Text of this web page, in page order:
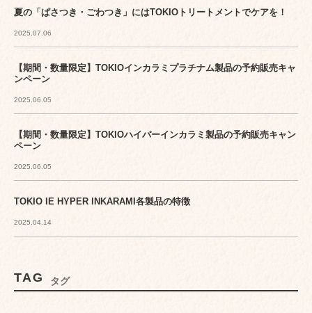
夏の「ぱさつき・ごわつき」にはTOKIOトリートメントでケアを！
2025.07.06
【期間・数量限定】TOKIOインカラミプラチナム製品の予約販売キャ
ンペーン
2025.06.05
【期間・数量限定】TOKIOハイパーインカラミ製品の予約販売キャン
ペーン
2025.06.05
TOKIO IE HYPER INKARAMI各製品の特徴
2025.04.14
TAG タグ